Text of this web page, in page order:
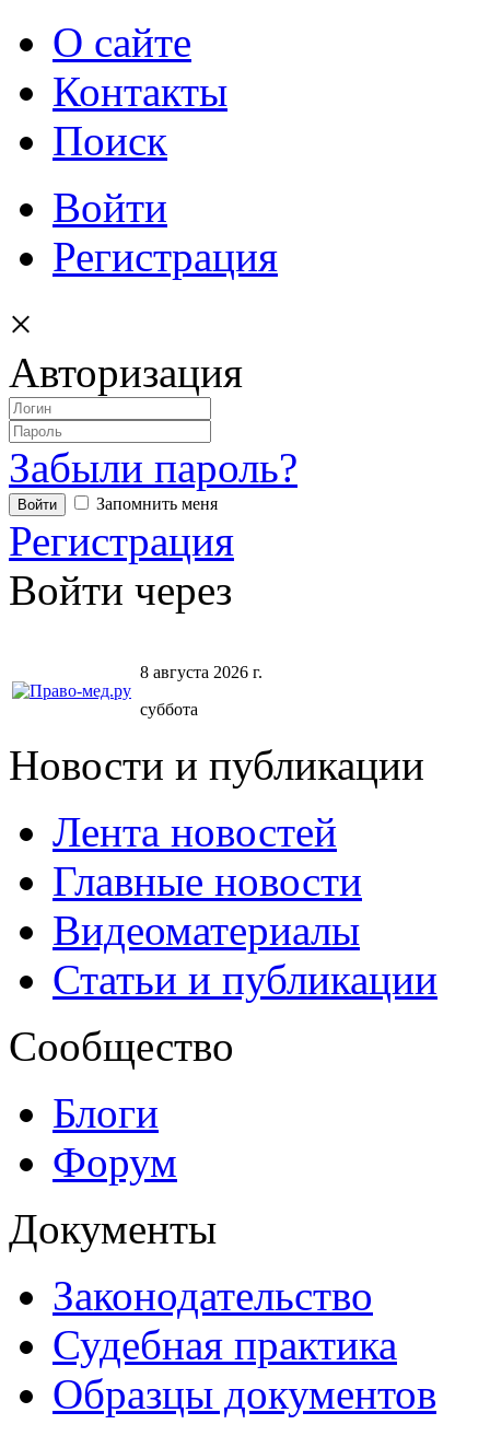
О сайте
Контакты
Поиск
Войти
Регистрация
×
Авторизация
Забыли пароль?
Запомнить меня
Регистрация
Войти через
8 августа 2026 г.
суббота
Новости и публикации
Лента новостей
Главные новости
Видеоматериалы
Статьи и публикации
Сообщество
Блоги
Форум
Документы
Законодательство
Судебная практика
Образцы документов